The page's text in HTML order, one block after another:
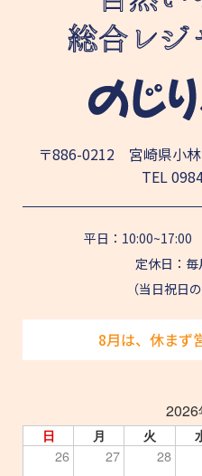
〒886-0212 宮崎県小
TEL
平日：10:00~17:00
定休日：
（当日祝日
8月は、休まず
2026
日 月 火
26 27 28